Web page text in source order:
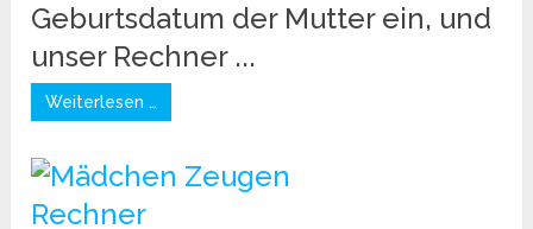
Geburtsdatum der Mutter ein, und
unser Rechner ...
Weiterlesen …